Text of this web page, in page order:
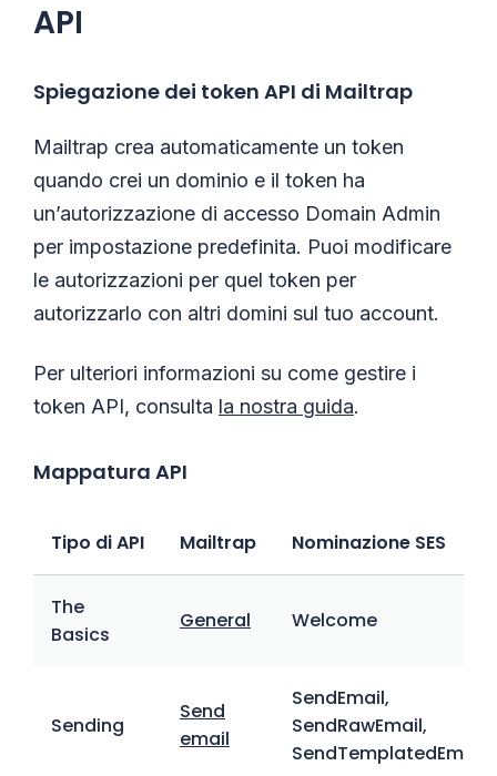
API
Spiegazione dei token API di Mailtrap
Mailtrap crea automaticamente un token
quando crei un dominio e il token ha
un’autorizzazione di accesso Domain Admin
per impostazione predefinita. Puoi modificare
le autorizzazioni per quel token per
autorizzarlo con altri domini sul tuo account.
Per ulteriori informazioni su come gestire i
token API, consulta la nostra guida.
Mappatura API
Tipo di API Mailtrap Nominazione SES
The
Basics
General Welcome
Sending
Send
email
SendEmail,
SendRawEmail,
SendTemplatedEmail